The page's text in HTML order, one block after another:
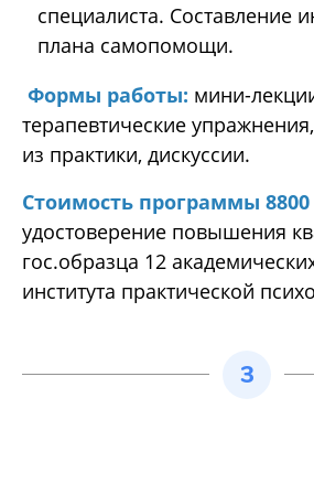
специалиста. Составление
плана самопомощи.
Формы работы: мини-
терапевтические
из практики, дискуссии.
Стоимость программы 8800
удостоверение повышения
гос.образца 12
института практической
3